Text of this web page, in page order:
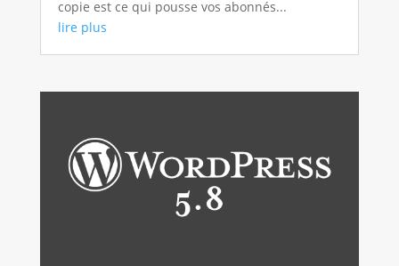
copie est ce qui pousse vos abonnés...
lire plus